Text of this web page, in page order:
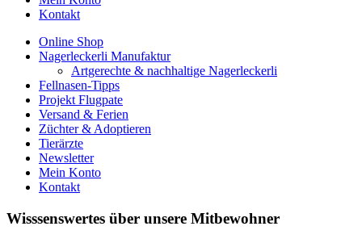
Kontakt
Online Shop
Nagerleckerli Manufaktur
Artgerechte & nachhaltige Nagerleckerli
Fellnasen-Tipps
Projekt Flugpate
Versand & Ferien
Züchter & Adoptieren
Tierärzte
Newsletter
Mein Konto
Kontakt
Wisssenswertes über unsere Mitbewohner